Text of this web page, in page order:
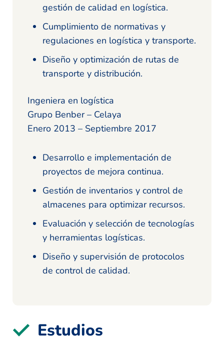
gestión de calidad en logística.
Cumplimiento de normativas y
regulaciones en logística y transporte.
Diseño y optimización de rutas de
transporte y distribución.
Ingeniera en logística
Grupo Benber – Celaya
Enero 2013 – Septiembre 2017
Desarrollo e implementación de
proyectos de mejora continua.
Gestión de inventarios y control de
almacenes para optimizar recursos.
Evaluación y selección de tecnologías
y herramientas logísticas.
Diseño y supervisión de protocolos
de control de calidad.
Estudios